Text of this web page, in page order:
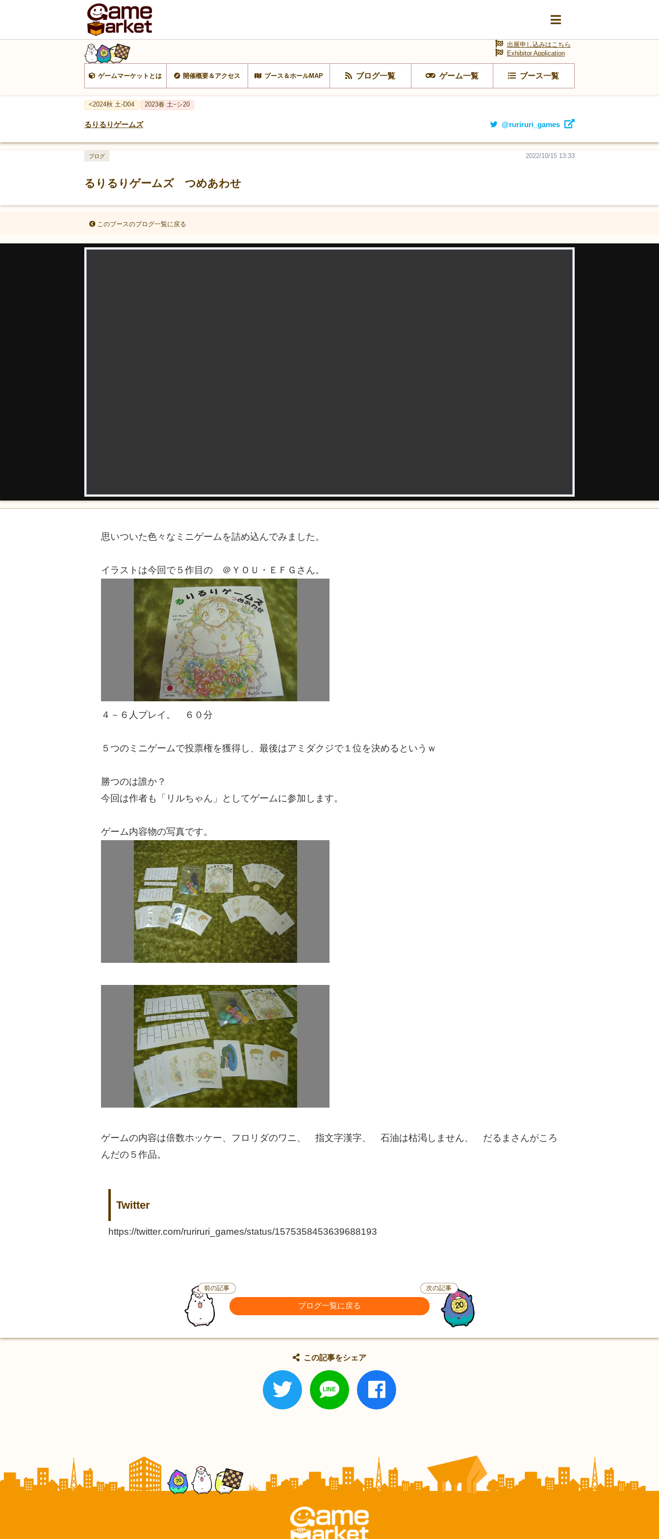
ゲームマーケットとは 開催概要＆アクセス ブース＆ホールMAP ブログ一覧 ゲーム一覧 ブース一覧
出展申し込みはこちら
Exhibitor Application
<2024秋 土-D04 2023春 土ｰシ20
るりるりゲームズ @ruriruri_games
るりるりゲームズ つめあわせ
2022/10/15 13:33
ブログ
このブースのブログ一覧に戻る
思いついた色々なミニゲームを詰め込んでみました。
イラストは今回で５作目の ＠ＹＯＵ・ＥＦＧさん。
４－６人プレイ。 ６０分
５つのミニゲームで投票権を獲得し、最後はアミダクジで１位を決めるというｗ
勝つのは誰か？
今回は作者も「リルちゃん」としてゲームに参加します。
ゲーム内容物の写真です。
ゲームの内容は倍数ホッケー、フロリダのワニ、 指文字漢字、 石油は枯渇しません、 だるまさんがころ
んだの５作品。
Twitter
https://twitter.com/ruriruri_games/status/1575358453639688193
前の記事
ブログ一覧に戻る
次の記事
この記事をシェア